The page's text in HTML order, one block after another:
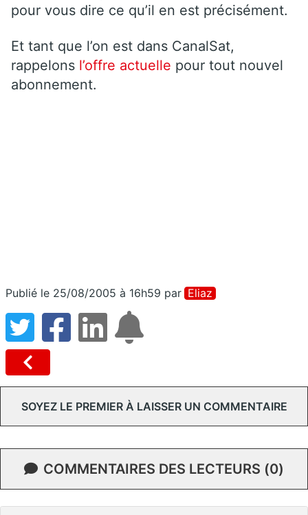
pour vous dire ce qu’il en est précisément.
Et tant que l’on est dans CanalSat,
rappelons l’offre actuelle pour tout nouvel
abonnement.
Publié le 25/08/2005 à 16h59 par Eliaz
SOYEZ LE PREMIER À LAISSER UN COMMENTAIRE
COMMENTAIRES DES LECTEURS (0)